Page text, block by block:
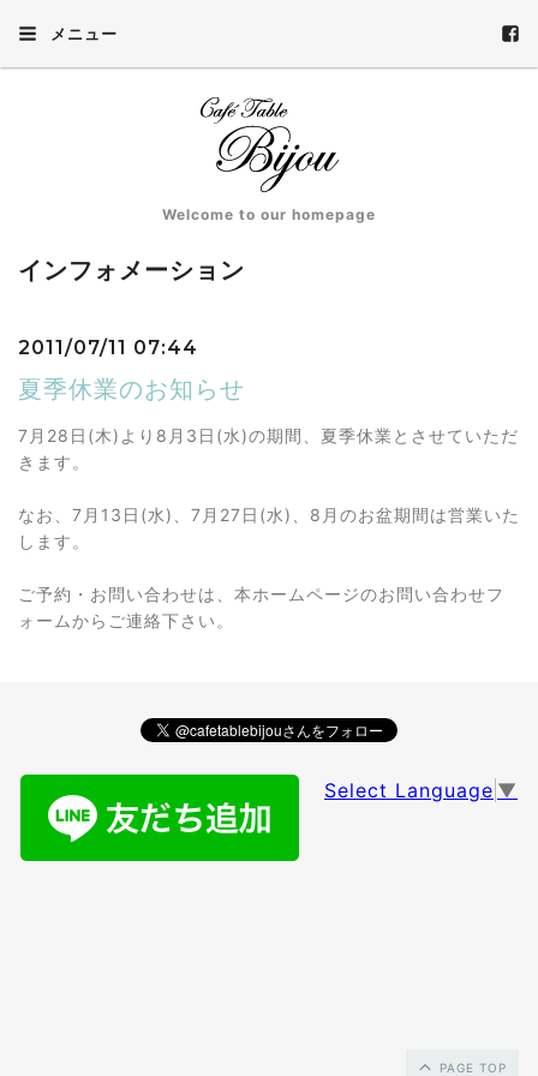
メニュー
Welcome to our homepage
インフォメーション
2011/07/11 07:44
夏季休業のお知らせ
7月28日(木)より8月3日(水)の期間、夏季休業とさせていただ
きます。
なお、7月13日(水)、7月27日(水)、8月のお盆期間は営業いた
します。
ご予約・お問い合わせは、本ホームページのお問い合わせフ
ォームからご連絡下さい。
Select Language ▼
PAGE TOP